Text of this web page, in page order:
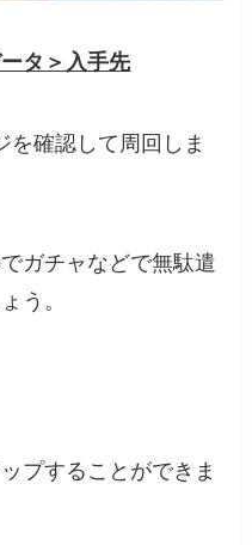
タ＞入手先
を確認して周回しま
ガチャなどで無駄遣
う。
プすることができま